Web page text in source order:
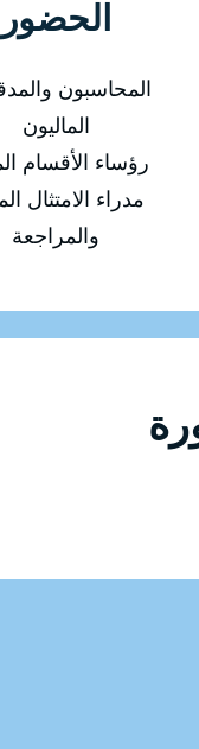
الحضور
المحاسبون
الماليون
رؤساء الأقسام
مدراء الامتثال
والمراجعة